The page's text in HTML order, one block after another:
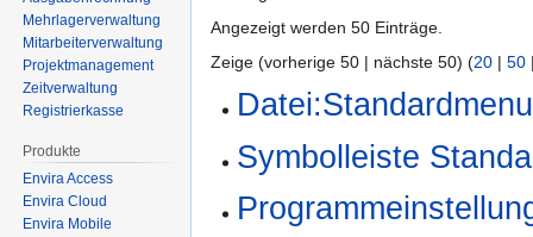
Angezeigt werden 50 Einträge.
Zeige (vorherige 50 | nächste 50) (20 | 50
Symbolleiste
Mehrlagerverwaltung
Mitarbeiterverwaltung
Projektmanagement
Zeitverwaltung
Registrierkasse
Produkte
Envira Access
Envira Cloud
Envira Mobile